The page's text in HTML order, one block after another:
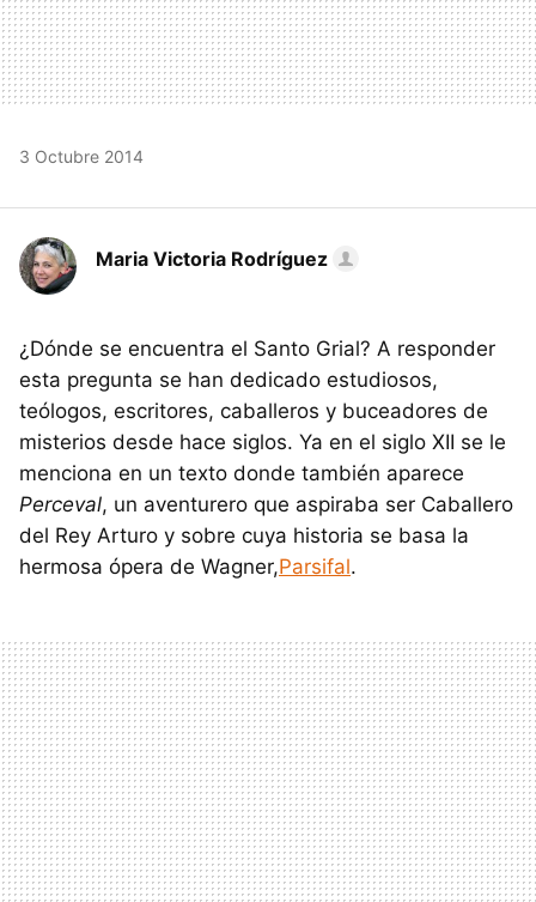
3 Octubre 2014
Maria Victoria Rodríguez
¿Dónde se encuentra el Santo Grial? A responder
esta pregunta se han dedicado estudiosos,
teólogos, escritores, caballeros y buceadores de
misterios desde hace siglos. Ya en el siglo XII se le
menciona en un texto donde también aparece
Perceval, un aventurero que aspiraba ser Caballero
del Rey Arturo y sobre cuya historia se basa la
hermosa ópera de Wagner,Parsifal.